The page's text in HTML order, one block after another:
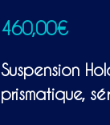
460,00€
Suspension
prismatique,